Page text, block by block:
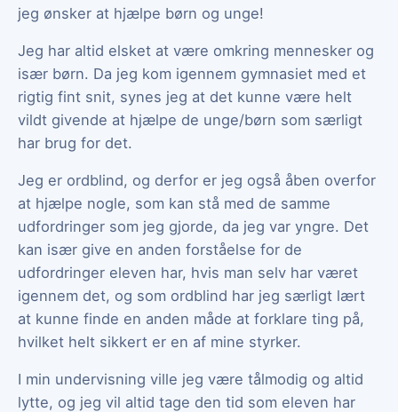
jeg ønsker at hjælpe børn og unge!
Jeg har altid elsket at være omkring mennesker og
især børn. Da jeg kom igennem gymnasiet med et
rigtig fint snit, synes jeg at det kunne være helt
vildt givende at hjælpe de unge/børn som særligt
har brug for det.
Jeg er ordblind, og derfor er jeg også åben overfor
at hjælpe nogle, som kan stå med de samme
udfordringer som jeg gjorde, da jeg var yngre. Det
kan især give en anden forståelse for de
udfordringer eleven har, hvis man selv har været
igennem det, og som ordblind har jeg særligt lært
at kunne finde en anden måde at forklare ting på,
hvilket helt sikkert er en af mine styrker.
I min undervisning ville jeg være tålmodig og altid
lytte, og jeg vil altid tage den tid som eleven har